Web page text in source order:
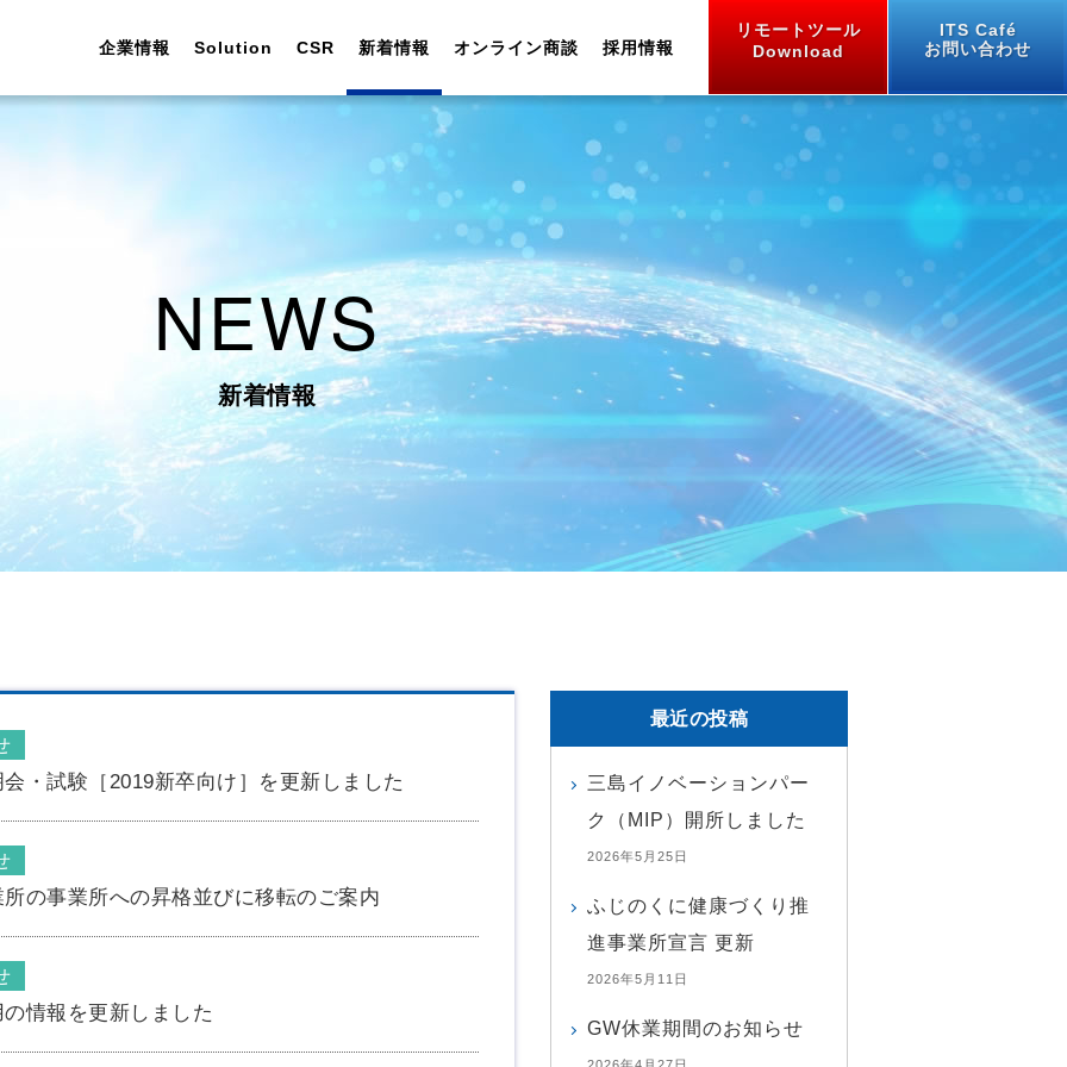
企業情報
会社概要 業績推移
企業理念
Solution
FAソフトウェア開発
One Stop Solution
土木／建設
実績紹介
One Stop Solution
生産工場
One Stop Solution
オフィス
One Stop Solution
GIGAスクール
CSR
情報セキュリティ 環境保全 うぶすな紙
DXの取り組み
新着情報
Solution
採用情報
オンライン商談
ウェビナー セミナー・講習会
土木・建設向け
採用情報
新卒採用 中途採用
インターンシップ
リモートツール
Download
ITS Café
お問い合わせ
NEWS
新着情報
・試験［2019新卒向け］を更新しました
の事業所への昇格並びに移転のご案内
情報を更新しました
最近の投稿
三島イノベーションパー
ク（MIP）開所しました
2026年5月25日
ふじのくに健康づくり推
進事業所宣言 更新
2026年5月11日
GW休業期間のお知らせ